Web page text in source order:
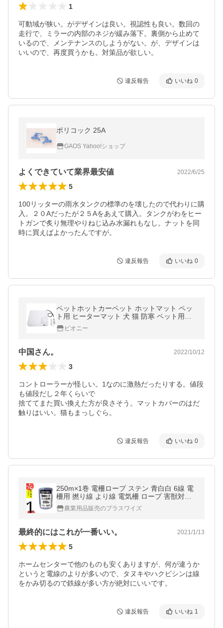
1
可動域が狭い。がデザインは良い。視認性も良い。数回の
走行で、ミラーの内部のネジが緩み落下。裏側から止めて
いるので、メンテナンスのしようがない。が、デザインは
いいので、再度買うかも。対策品が欲しい。
違反報告 いいね 0
ポリコック 25A
GAOS Yahoo!ショップ
よくできていて業界最安値 2022/6/25
5
100リッターの雨水タンクの標準のを壊したので代わりに購
入。２０Aだったが２５Aをあえて購入。タンクがわをヒー
トガンで炙り無理やりねじ込み水漏れもなし。ナットを同
時に買えばよかったんですが。
違反報告 いいね 0
ペットホットカーペット ホットマット ペッ
ト用 ヒーターマット 犬 猫 防寒 ペット用ホ
ットヒーター 温度調節 秋 冬 寒さ対策 暖房
器具(ピオニー
中国さん。 2022/10/12
3
コントローラーが怪しい。1なのに激熱だったりする。値段
も値段だし２年くらいで
捨ててまた買い換えた方が良さそう。マットカバーのはだ
触りはいい。猫もまっしぐら。
違反報告 いいね 0
250m×1巻 電柵ロープ ステン 青白白 6線 電
柵用 撚り線 より線 電気柵 ロープ 害獣対策
防獣 害獣 用品 猪 鹿 猿 狸 対策 農業 農業資
材 シンセイ シN DZ
農業用品販売のプラスワイズ
最終的にはこれが一番いい。 2021/1/13
5
ホームセンターで他のものも安くありますが、何が違うか
というと電線のよりが多いので、タヌキやハクビシンは線
をかみ切るので鉄線が多い方が絶対にいいです。
違反報告 いいね 1